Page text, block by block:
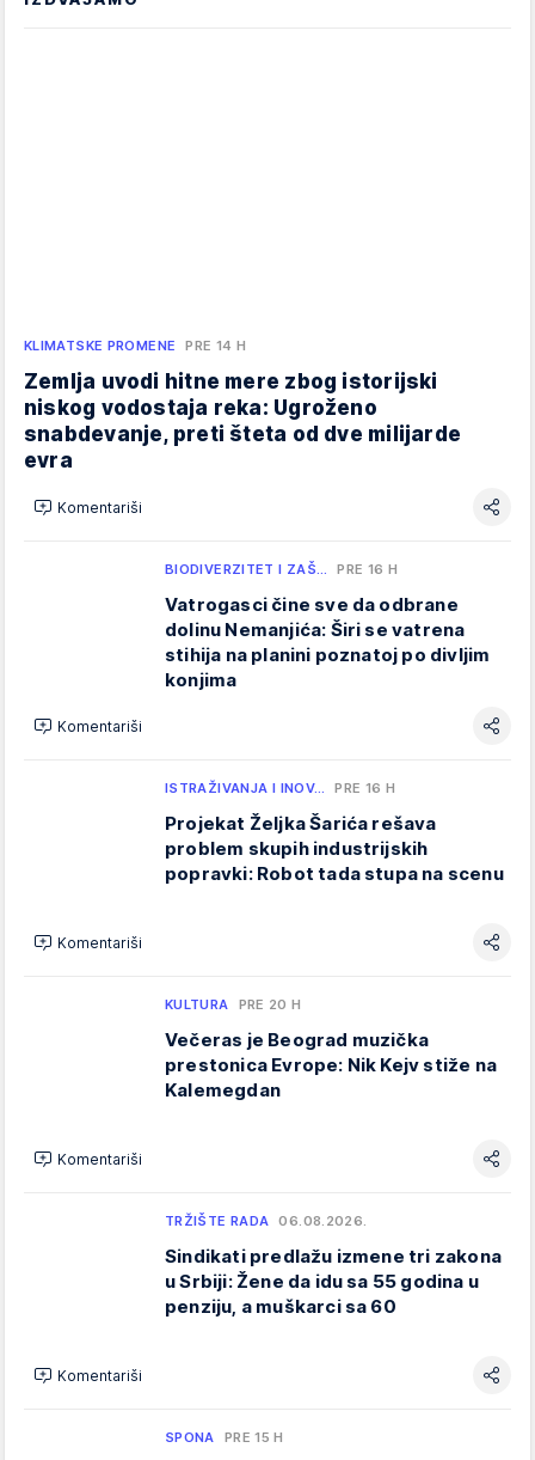
KLIMATSKE PROMENE PRE 14 H
Zemlja uvodi hitne mere zbog istorijski
niskog vodostaja reka: Ugroženo
snabdevanje, preti šteta od dve milijarde
evra
Komentariši
BIODIVERZITET I ZAŠ… PRE 16 H
Vatrogasci čine sve da odbrane
dolinu Nemanjića: Širi se vatrena
stihija na planini poznatoj po divljim
konjima
Komentariši
ISTRAŽIVANJA I INOV… PRE 16 H
Projekat Željka Šarića rešava
problem skupih industrijskih
popravki: Robot tada stupa na scenu
Komentariši
KULTURA PRE 20 H
Večeras je Beograd muzička
prestonica Evrope: Nik Kejv stiže na
Kalemegdan
Komentariši
TRŽIŠTE RADA 06.08.2026.
Sindikati predlažu izmene tri zakona
u Srbiji: Žene da idu sa 55 godina u
penziju, a muškarci sa 60
Komentariši
SPONA PRE 15 H